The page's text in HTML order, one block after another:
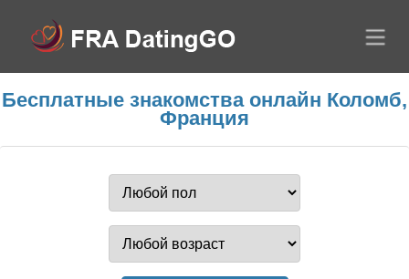
Бесплатные знакомства онлайн Коломб,
Франция